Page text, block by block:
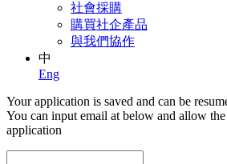
社會採購
購買社企產品
與我們協作
中
Eng
Your application is saved and can be
You can input email at below and allow
application